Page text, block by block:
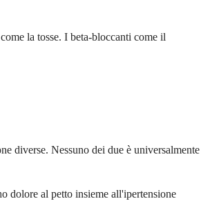
la tosse. I beta-bloccanti come il
diverse. Nessuno dei due è universalmente
dolore al petto insieme all'ipertensione